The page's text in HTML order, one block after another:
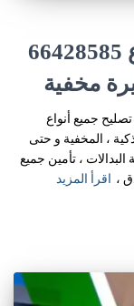
فني كاميرات مراقبة المطلاع 66428585
مخفية
جميع أنواع
، المخفية و حتى
، تأمين جميع
، اقرأ المزيد